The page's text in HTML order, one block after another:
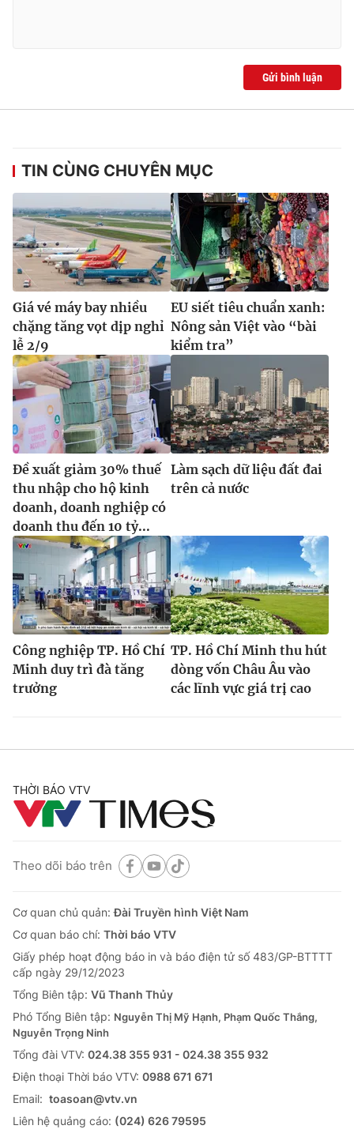
Gửi bình luận
TIN CÙNG CHUYÊN MỤC
Giá vé máy bay nhiều
chặng tăng vọt dịp nghỉ
lễ 2/9
EU siết tiêu chuẩn xanh:
Nông sản Việt vào “bài
kiểm tra”
Đề xuất giảm 30% thuế
thu nhập cho hộ kinh
doanh, doanh nghiệp có
doanh thu đến 10 tỷ...
Làm sạch dữ liệu đất đai
trên cả nước
Công nghiệp TP. Hồ Chí
Minh duy trì đà tăng
trưởng
TP. Hồ Chí Minh thu hút
dòng vốn Châu Âu vào
các lĩnh vực giá trị cao
THỜI BÁO VTV
Theo dõi báo trên
Cơ quan chủ quản:Đài Truyền hình Việt Nam
Cơ quan báo chí: Thời báo VTV
Giấy phép hoạt động báo in và báo điện tử số 483/GP-BTTTT
cấp ngày 29/12/2023
Tổng Biên tập: Vũ Thanh Thủy
Phó Tổng Biên tập: Nguyễn Thị Mỹ Hạnh, Phạm Quốc Thắng,
Nguyễn Trọng Ninh
Tổng đài VTV: 024.38 355 931 - 024.38 355 932
Ðiện thoại Thời báo VTV: 0988 671 671
Email: toasoan@vtv.vn
Liên hệ quảng cáo: (024) 626 79595